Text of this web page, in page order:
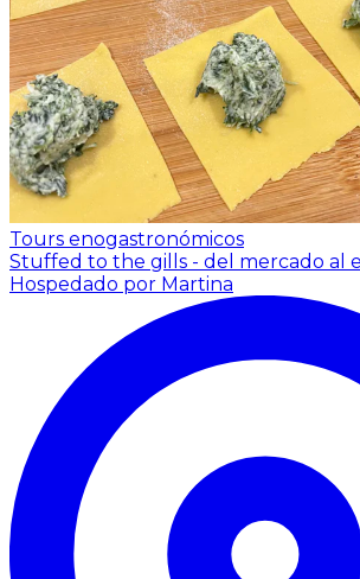
Tours enogastronómicos
Stuffed to the gills - del mercado al
Hospedado por Martina